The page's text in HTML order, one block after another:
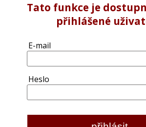
Tato funkce je
přihlášené
E-mail
Heslo